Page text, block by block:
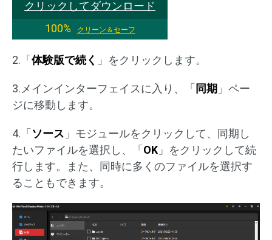
クリックしてダウンロード
100%
クリーン＆セーフ
2.「 体験版で続く 」をクリックします。
3.メインインターフェイスに入り、「 同期 」ペー
ジに移動します。
4.「 ソース 」モジュールをクリックして、同期し
たいファイルを選択し、「 OK 」をクリックして続
行します。また、同時に多くのファイルを選択す
ることもできます。